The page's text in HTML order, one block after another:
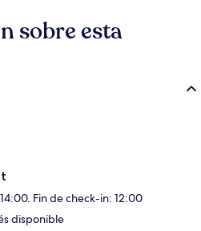
sobre esta
Fin de check-in: 12:00
disponible